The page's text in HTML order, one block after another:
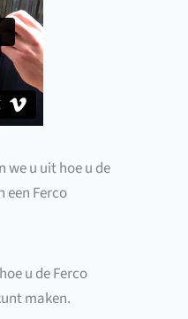
we u uit hoe u de
een Ferco
u de Ferco
maken.